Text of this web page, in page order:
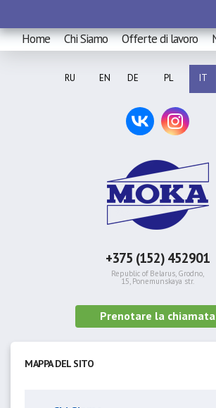
Home Chi Siamo Offerte di lavoro
RU EN DE PL IT
+375 (152) 452901
Republic of Belarus, Grodno,
15, Ponemunskaya str.
Prenotare la chiamata
MAPPA DEL SITO